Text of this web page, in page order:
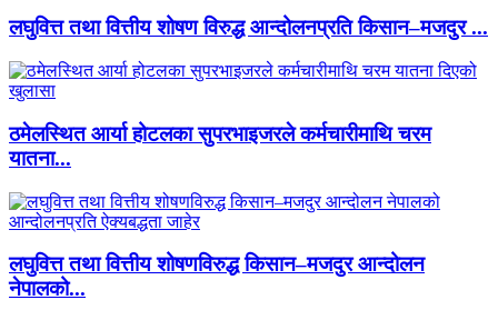
लघुवित्त तथा वित्तीय शोषण विरुद्ध आन्दोलनप्रति किसान–मजदुर ...
ठमेलस्थित आर्या होटलका सुपरभाइजरले कर्मचारीमाथि चरम
यातना...
लघुवित्त तथा वित्तीय शोषणविरुद्ध किसान–मजदुर आन्दोलन
नेपालको...